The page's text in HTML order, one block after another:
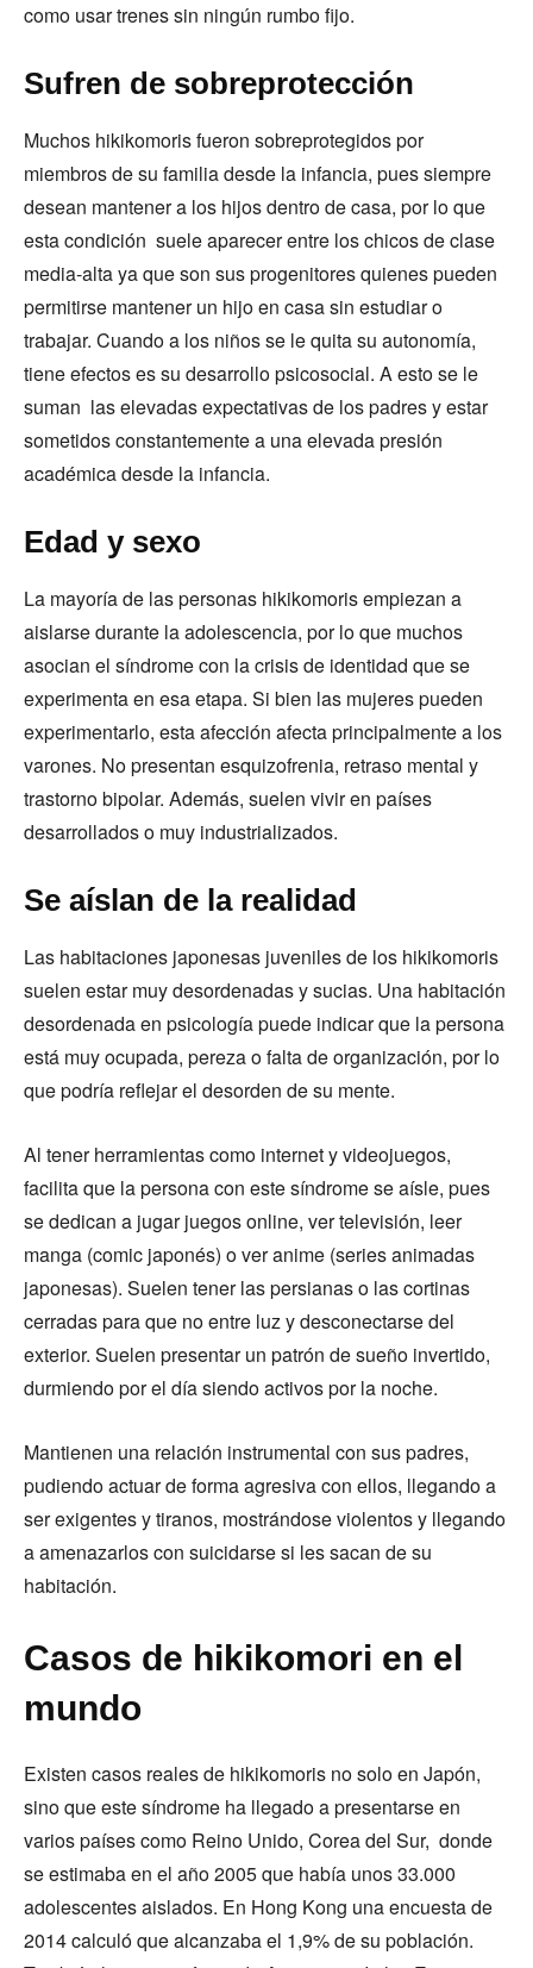
como usar trenes sin ningún rumbo fijo.
Sufren de sobreprotección
Muchos hikikomoris fueron sobreprotegidos por
miembros de su familia desde la infancia, pues siempre
desean mantener a los hijos dentro de casa, por lo que
esta condición suele aparecer entre los chicos de clase
media-alta ya que son sus progenitores quienes pueden
permitirse mantener un hijo en casa sin estudiar o
trabajar. Cuando a los niños se le quita su autonomía,
tiene efectos es su desarrollo psicosocial. A esto se le
suman las elevadas expectativas de los padres y estar
sometidos constantemente a una elevada presión
académica desde la infancia.
Edad y sexo
La mayoría de las personas hikikomoris empiezan a
aislarse durante la adolescencia, por lo que muchos
asocian el síndrome con la crisis de identidad que se
experimenta en esa etapa. Si bien las mujeres pueden
experimentarlo, esta afección afecta principalmente a los
varones. No presentan esquizofrenia, retraso mental y
trastorno bipolar. Además, suelen vivir en países
desarrollados o muy industrializados.
Se aíslan de la realidad
Las habitaciones japonesas juveniles de los hikikomoris
suelen estar muy desordenadas y sucias. Una habitación
desordenada en psicología puede indicar que la persona
está muy ocupada, pereza o falta de organización, por lo
que podría reflejar el desorden de su mente.
Al tener herramientas como internet y videojuegos,
facilita que la persona con este síndrome se aísle, pues
se dedican a jugar juegos online, ver televisión, leer
manga (comic japonés) o ver anime (series animadas
japonesas). Suelen tener las persianas o las cortinas
cerradas para que no entre luz y desconectarse del
exterior. Suelen presentar un patrón de sueño invertido,
durmiendo por el día siendo activos por la noche.
Mantienen una relación instrumental con sus padres,
pudiendo actuar de forma agresiva con ellos, llegando a
ser exigentes y tiranos, mostrándose violentos y llegando
a amenazarlos con suicidarse si les sacan de su
habitación.
Casos de hikikomori en el
mundo
Existen casos reales de hikikomoris no solo en Japón,
sino que este síndrome ha llegado a presentarse en
varios países como Reino Unido, Corea del Sur, donde
se estimaba en el año 2005 que había unos 33.000
adolescentes aislados. En Hong Kong una encuesta de
2014 calculó que alcanzaba el 1,9% de su población.